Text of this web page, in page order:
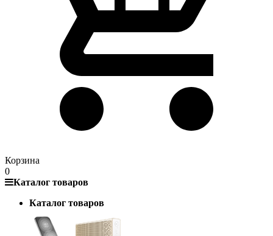
Корзина
0
Каталог товаров
Каталог товаров